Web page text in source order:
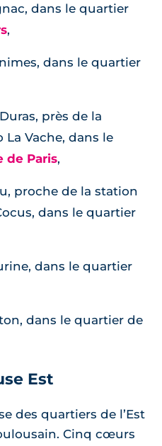
dans le quartier
,
dans le quartier
près de la
Vache, dans le
de Paris,
proche de la station
dans le quartier
dans le quartier
dans le quartier de
Est
des quartiers de l’Est
Cinq cœurs